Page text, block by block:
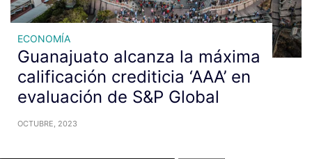
ECONOMÍA
Guanajuato alcanza la máxima
calificación crediticia ‘AAA’ en
evaluación de S&P Global
OCTUBRE, 2023